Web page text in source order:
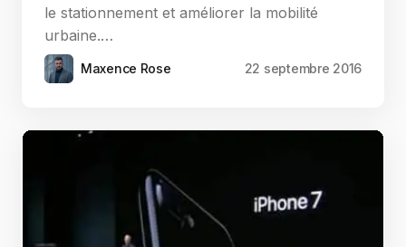
le stationnement et améliorer la mobilité
urbaine.…
Maxence Rose 22 septembre 2016